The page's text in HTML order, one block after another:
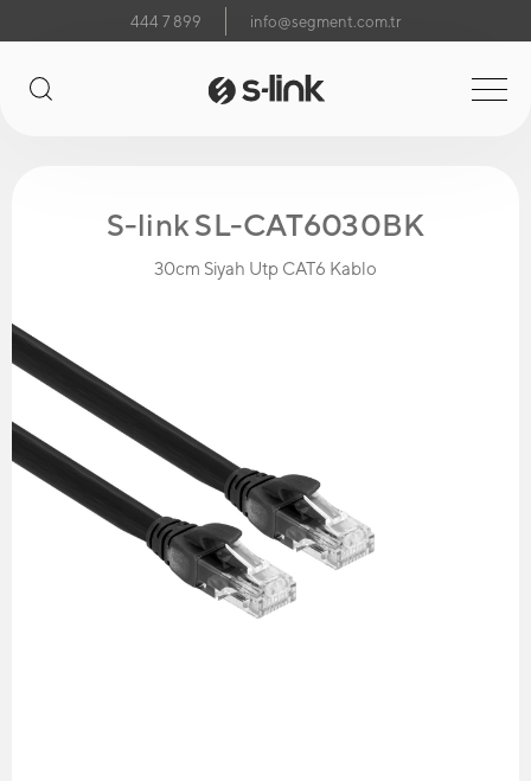
444 7 899 info@segment.com.tr
S-link SL-CAT6030BK
30cm Siyah Utp CAT6 Kablo